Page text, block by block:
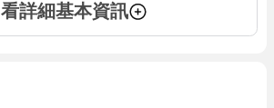
看詳細基本資訊